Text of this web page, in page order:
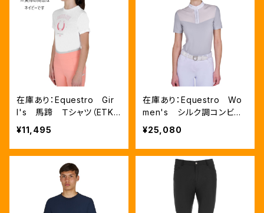
在庫あり：Equestro Gir
l's 馬蹄 Ｔシャツ（ETKA
00328）
¥11,495
在庫あり：Equestro Wo
men's シルク調コンビネ
ゾンシャツ（ETW00309）
¥25,080